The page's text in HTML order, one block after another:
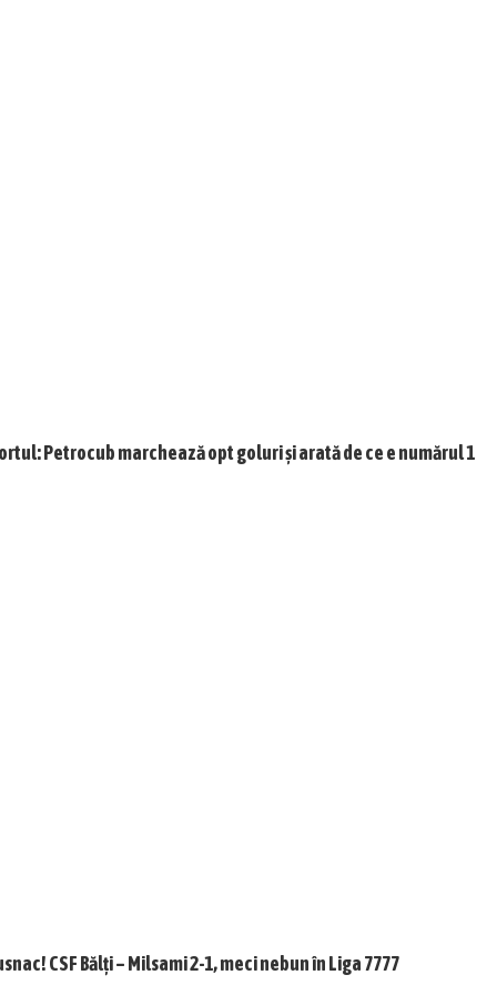
Petrocub marchează opt goluri și arată de ce e numărul 1
CSF Bălți – Milsami 2-1, meci nebun în Liga 7777